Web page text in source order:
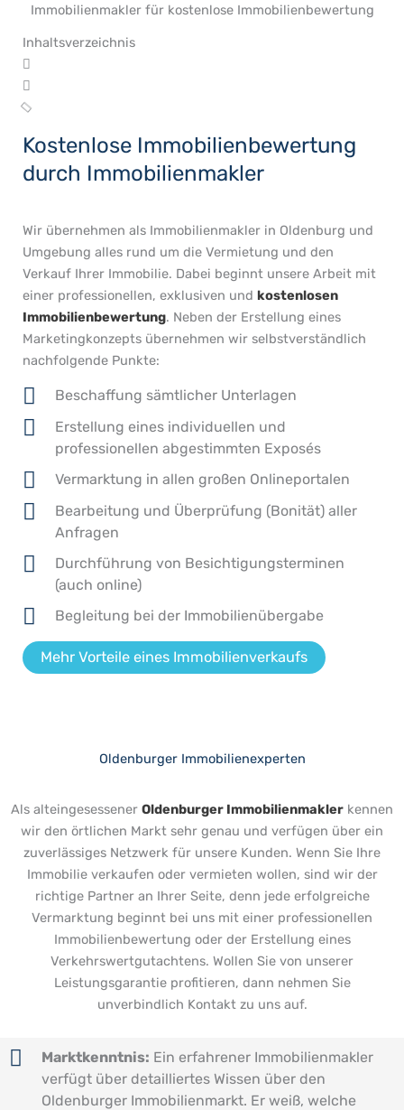
Immobilienmakler für kostenlose Immobilienbewertung
Inhaltsverzeichnis
Kostenlose Immobilienbewertung
durch Immobilienmakler
Wir übernehmen als Immobilienmakler in Oldenburg und
Umgebung alles rund um die Vermietung und den
Verkauf Ihrer Immobilie. Dabei beginnt unsere Arbeit mit
einer professionellen, exklusiven und kostenlosen
Immobilienbewertung. Neben der Erstellung eines
Marketingkonzepts übernehmen wir selbstverständlich
nachfolgende Punkte:
Beschaffung sämtlicher Unterlagen
Erstellung eines individuellen und
professionellen abgestimmten Exposés
Vermarktung in allen großen Onlineportalen
Bearbeitung und Überprüfung (Bonität) aller
Anfragen
Durchführung von Besichtigungsterminen
(auch online)
Begleitung bei der Immobilienübergabe
Mehr Vorteile eines Immobilienverkaufs
Oldenburger Immobilienexperten
Als alteingesessener Oldenburger Immobilienmakler kennen
wir den örtlichen Markt sehr genau und verfügen über ein
zuverlässiges Netzwerk für unsere Kunden. Wenn Sie Ihre
Immobilie verkaufen oder vermieten wollen, sind wir der
richtige Partner an Ihrer Seite, denn jede erfolgreiche
Vermarktung beginnt bei uns mit einer professionellen
Immobilienbewertung oder der Erstellung eines
Verkehrswertgutachtens. Wollen Sie von unserer
Leistungsgarantie profitieren, dann nehmen Sie
unverbindlich Kontakt zu uns auf.
Marktkenntnis: Ein erfahrener Immobilienmakler
verfügt über detailliertes Wissen über den
Oldenburger Immobilienmarkt. Er weiß, welche